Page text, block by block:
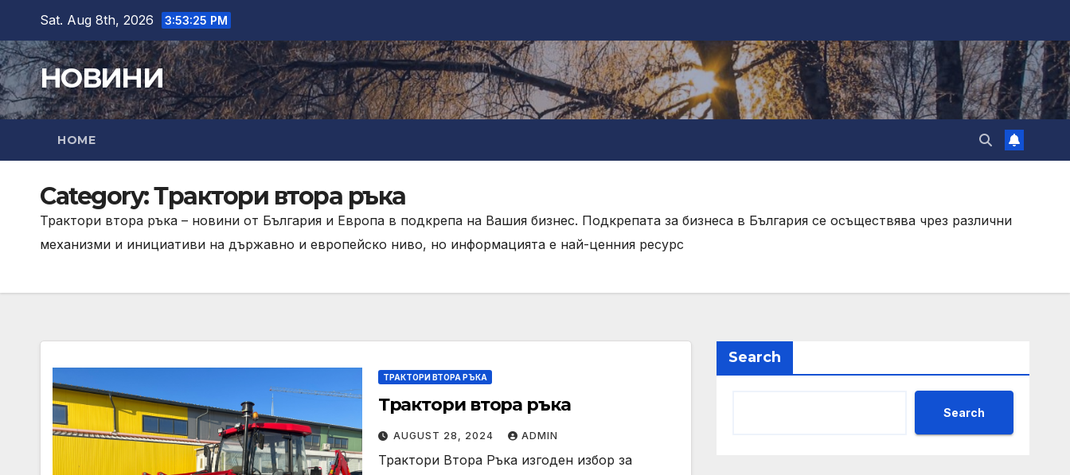
content
Sat. Aug 8th, 2026 3:53:26 PM
НОВИНИ
HOME
Category:Трактори втора ръка
Трактори втора ръка – новини от България и Европа в подкрепа на Вашия бизнес. Подкрепата за бизнеса в България се осъществява чрез различни
механизми и инициативи на държавно и европейско ниво, но информацията е най-ценния ресурс
ТРАКТОРИ ВТОРА РЪКА
Трактори втора ръка
AUGUST 28, 2024 ADMIN
Трактори Втора Ръка изгоден избор за
Search
Search